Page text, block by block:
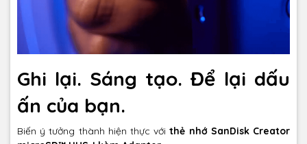
Ghi lại. Sáng tạo. Để lại dấu
ấn của bạn.
Biến ý tưởng thành hiện thực vớithẻ nhớ SanDisk Creator